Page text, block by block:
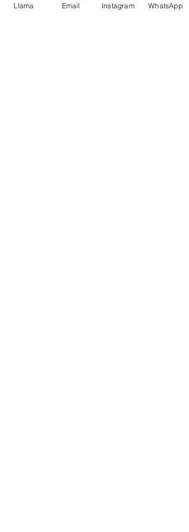
Entradas recientes Ver todo
Llama Email Instagram WhatsApp